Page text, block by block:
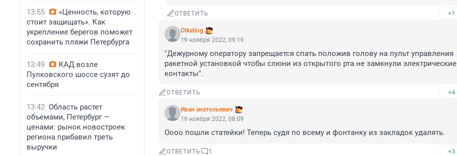
13:55
«Ценность, которую
стоит защищать». Как
укрепление берегов поможет
сохранить пляжи Петербурга
13:49
КАД возле
Пулковского шоссе сузят до
сентября
13:42 Область растет
объемами, Петербург —
ценами: рынок новостроек
региона прибавил треть
выручки
ОТВЕТИТЬ +1
Otkating
19 ноября 2022, 09:19
"Дежурному оператору запрещается спать положив голову на пульт управления
ракетной установкой чтобы слюни из открытого рта не замкнули электрические
контакты".
ОТВЕТИТЬ +4
Иван анатольевич
19 ноября 2022, 08:09
Оооо пошли статейки! Теперь судя по всему и фонтанку из закладок удалять.
ОТВЕТИТЬ 1 +3